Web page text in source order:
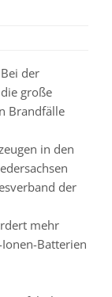
der
große
Brandfälle
in den
der
mehr
Batterien